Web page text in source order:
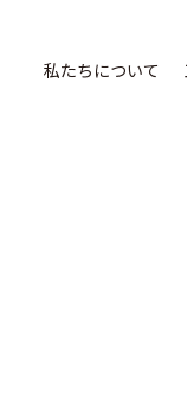
私たちについて